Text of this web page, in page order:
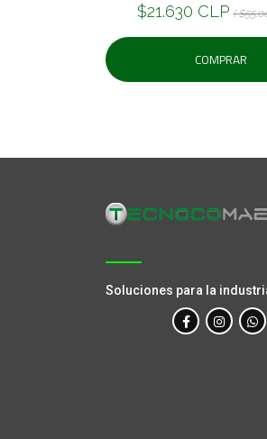
$21.630 CLP (
COMPRAR
Soluciones para la